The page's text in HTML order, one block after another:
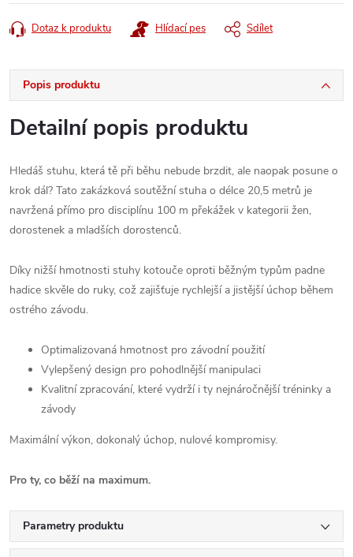
Dotaz k produktu Hlídací pes Sdílet
Popis produktu
Detailní popis produktu
Hledáš stuhu, která tě při běhu nebude brzdit, ale naopak posune o
krok dál? Tato zakázková soutěžní stuha o délce 20,5 metrů je
navržená přímo pro disciplínu 100 m překážek v kategorii žen,
dorostenek a mladších dorostenců.
Díky nižší hmotnosti stuhy kotouče oproti běžným typům padne
hadice skvěle do ruky, což zajišťuje rychlejší a jistější úchop během
ostrého závodu.
Optimalizovaná hmotnost pro závodní použití
Vylepšený design pro pohodlnější manipulaci
Kvalitní zpracování, které vydrží i ty nejnáročnější tréninky a
závody
Maximální výkon, dokonalý úchop, nulové kompromisy.
Pro ty, co běží na maximum.
Parametry produktu